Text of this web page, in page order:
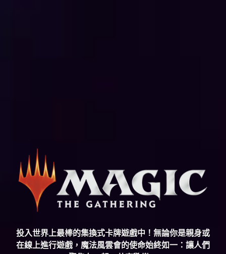
投入世界上最棒的集換式卡牌遊戲中！無論你是親身或
在線上進行遊戲，魔法風雲會的使命始終如一：讓人們